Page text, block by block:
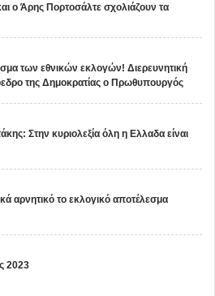
ο Άρης Πορτοσάλτε σχολιάζουν τα
των εθνικών εκλογών! Διερευνητική
της Δημοκρατίας ο Πρωθυπουργός
Στην κυριολεξία όλη η Ελλαδα είναι
αρνητικό το εκλογικό αποτέλεσμα
2023